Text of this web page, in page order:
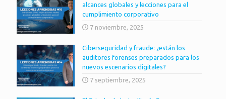
alcances globales y lecciones para el
cumplimiento corporativo
7 noviembre, 2025
Ciberseguridad y fraude: ¿están los
auditores forenses preparados para los
nuevos escenarios digitales?
7 septiembre, 2025